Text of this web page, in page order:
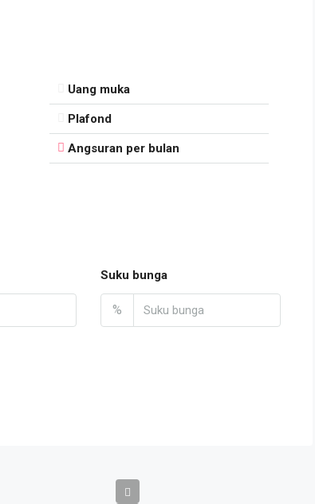
Uang muka
Plafond
Angsuran per bulan
Suku bunga
%